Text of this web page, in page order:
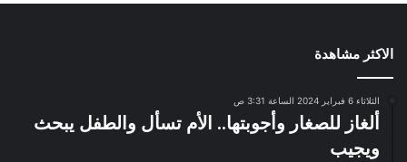
الاكثر مشاهدة
الثلاثاء 6 فبراير 2024 الساعة 3:31 ص
ألغاز للصغار وأجوبتها.. الأم تسأل والطفل يبحث
ويجيب